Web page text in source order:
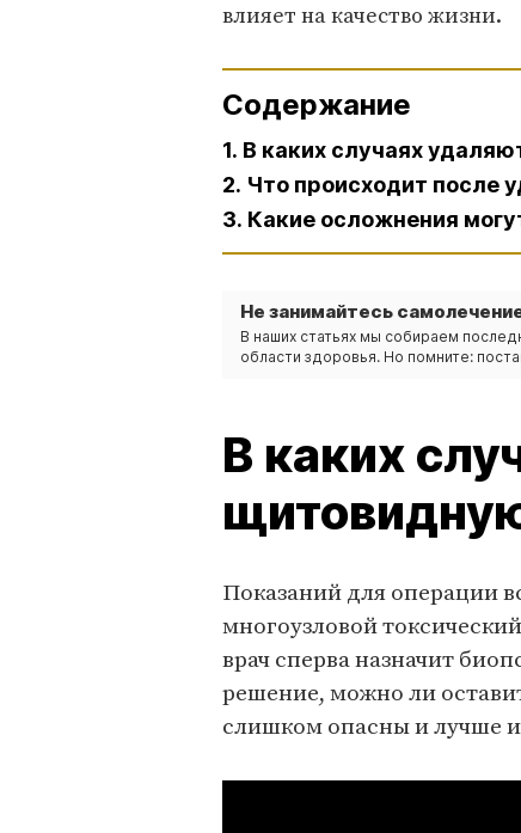
влияет на качество жизни.
Содержание
1. В каких случаях
2. Что происходит после
3. Какие осложнения
Не занимайтесь
В наших статьях мы собираем
области здоровья. Но помните:
В каких
Показаний для операции
многоузловой
врач сперва назначит
решение, можно ли
слишком опасны и лучше